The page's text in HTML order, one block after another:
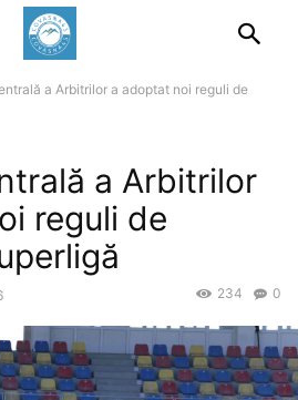
a Arbitrilor a adoptat noi reguli de
a Arbitrilor
reguli de
0
234